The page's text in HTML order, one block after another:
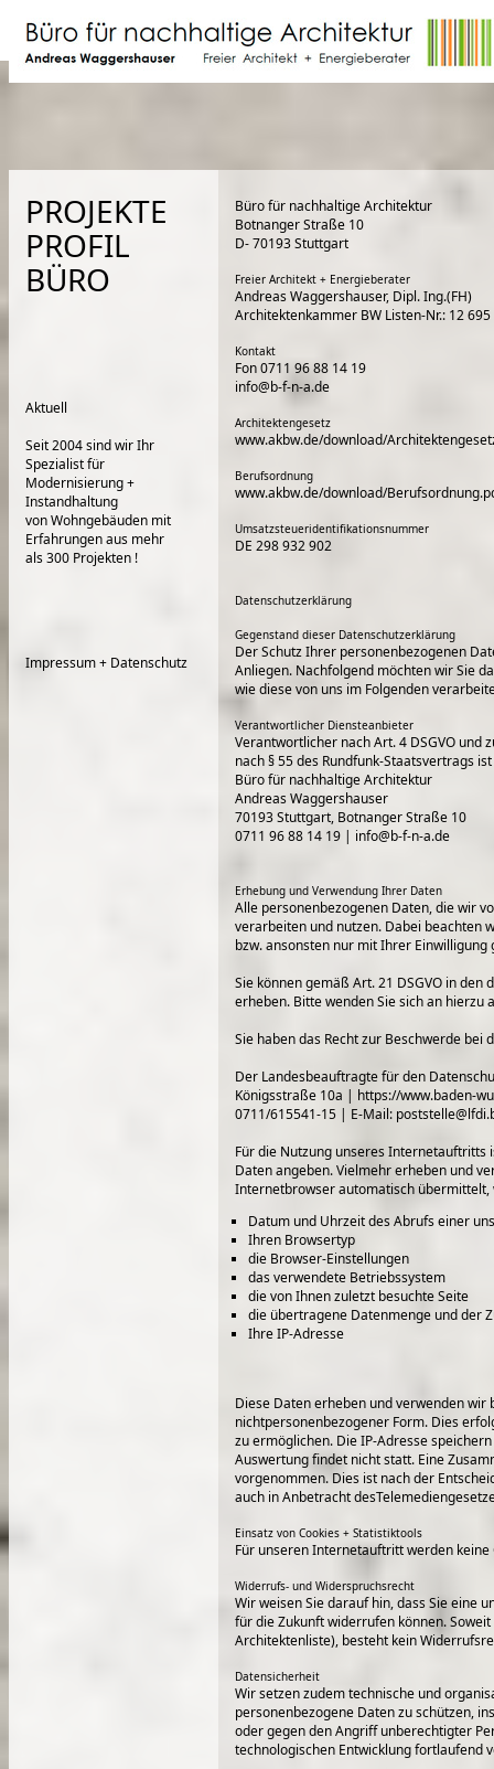
PROJEKTE
PROFIL
BÜRO
Aktuell
Seit 2004 sind wir Ihr
Spezialist für
Modernisierung +
Instandhaltung
von Wohngebäuden mit
Erfahrungen aus mehr
als 300 Projekten !
Impressum + Datenschutz
Büro für nachhaltige Architektur
Botnanger Straße 10
D- 70193 Stuttgart
Freier Architekt + Energieberater
Andreas Waggershauser, Dipl. Ing.(FH)
Architektenkammer BW Listen-Nr.: 12 695
Kontakt
Fon 0711 96 88 14 19
info@b-f-n-a.de
Architektengesetz
www.akbw.de/download/
Berufsordnung
www.akbw.de/download/
Umsatzsteueridentifikationsnummer
DE 298 932 902
Datenschutzerklärung
Gegenstand dieser Datenschutzerklärung
Der Schutz Ihrer personenbezogenen
Anliegen. Nachfolgend möchten wir Sie
wie diese von uns im Folgenden
Verantwortlicher Diensteanbieter
Verantwortlicher nach Art. 4 DSGVO und
nach § 55 des Rundfunk-Staatsvertrags ist
Büro für nachhaltige Architektur
Andreas Waggershauser
70193 Stuttgart, Botnanger Straße 10
0711 96 88 14 19 | info@b-f-n-a.de
Erhebung und Verwendung Ihrer Daten
Alle personenbezogenen Daten, die wir
verarbeiten und nutzen. Dabei beachten
bzw. ansonsten nur mit Ihrer Einwilligung
Sie können gemäß Art. 21 DSGVO in
erheben. Bitte wenden Sie sich an hierzu
Sie haben das Recht zur Beschwerde
Der Landesbeauftragte für den
Königsstraße 10a | https://www.baden-
0711/615541-15 | E-Mail:
Für die Nutzung unseres Internetauftritts
Daten angeben. Vielmehr erheben und
Internetbrowser automatisch übermittelt,
Datum und Uhrzeit des Abrufs einer
Ihren Browsertyp
die Browser-Einstellungen
das verwendete Betriebssystem
die von Ihnen zuletzt besuchte Seite
die übertragene Datenmenge und der
Ihre IP-Adresse
Diese Daten erheben und verwenden
nichtpersonenbezogener Form. Dies
zu ermöglichen. Die IP-Adresse
Auswertung findet nicht statt. Eine
vorgenommen. Dies ist nach der
auch in Anbetracht
Einsatz von Cookies + Statistiktools
Für unseren Internetauftritt werden
Widerrufs- und Widerspruchsrecht
Wir weisen Sie darauf hin, dass Sie eine
für die Zukunft widerrufen können.
Architektenliste), besteht kein
Datensicherheit
Wir setzen zudem technische und
personenbezogene Daten zu schützen,
oder gegen den Angriff unberechtigter
technologischen Entwicklung fortlaufend